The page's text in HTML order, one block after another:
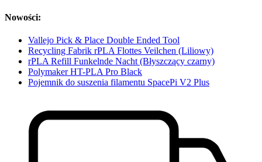
Nowości:
Vallejo Pick & Place Double Ended Tool
Recycling Fabrik rPLA Flottes Veilchen (Liliowy)
rPLA Refill Funkelnde Nacht (Błyszczący czarny)
Polymaker HT-PLA Pro Black
Pojemnik do suszenia filamentu SpacePi V2 Plus